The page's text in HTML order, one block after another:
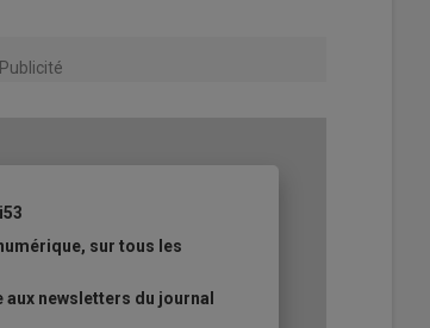
Publicité
sur tous les
newsletters du journal